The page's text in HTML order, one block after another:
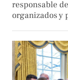
responsable
organizados y